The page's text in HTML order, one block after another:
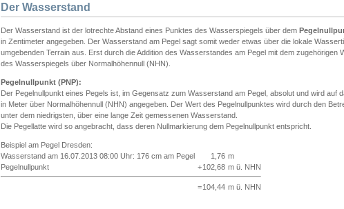
Der Wasserstand
Der Wasserstand ist der lotrechte Abstand eines Punktes des Wasserspiegels über dem
in Zentimeter angegeben. Der Wasserstand am Pegel sagt somit weder etwas über die lokale
umgebenden Terrain aus. Erst durch die Addition des Wasserstandes am Pegel mit dem zugehörigen
des Wasserspiegels über Normalhöhennull (NHN).
Pegelnullpunkt (PNP):
Der Pegelnullpunkt eines Pegels ist, im Gegensatz zum Wasserstand am Pegel, absolut und wird auf
in Meter über Normalhöhennull (NHN) angegeben. Der Wert des Pegelnullpunktes wird durch den
unter dem niedrigsten, über eine lange Zeit gemessenen Wasserstand.
Die Pegellatte wird so angebracht, dass deren Nullmarkierung dem Pegelnullpunkt entspricht.
Beispiel am Pegel Dresden:
Wasserstand am 16.07.2013 08:00 Uhr: 176 cm am Pegel
1,76 m
Pegelnullpunkt
+102,68 m ü. NHN
=104,44 m ü. NHN